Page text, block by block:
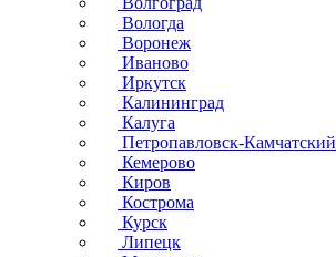
Вологда
Воронеж
Иваново
Иркутск
Калининград
Калуга
Петропавловск-Камчатский
Кемерово
Киров
Кострома
Курск
Липецк